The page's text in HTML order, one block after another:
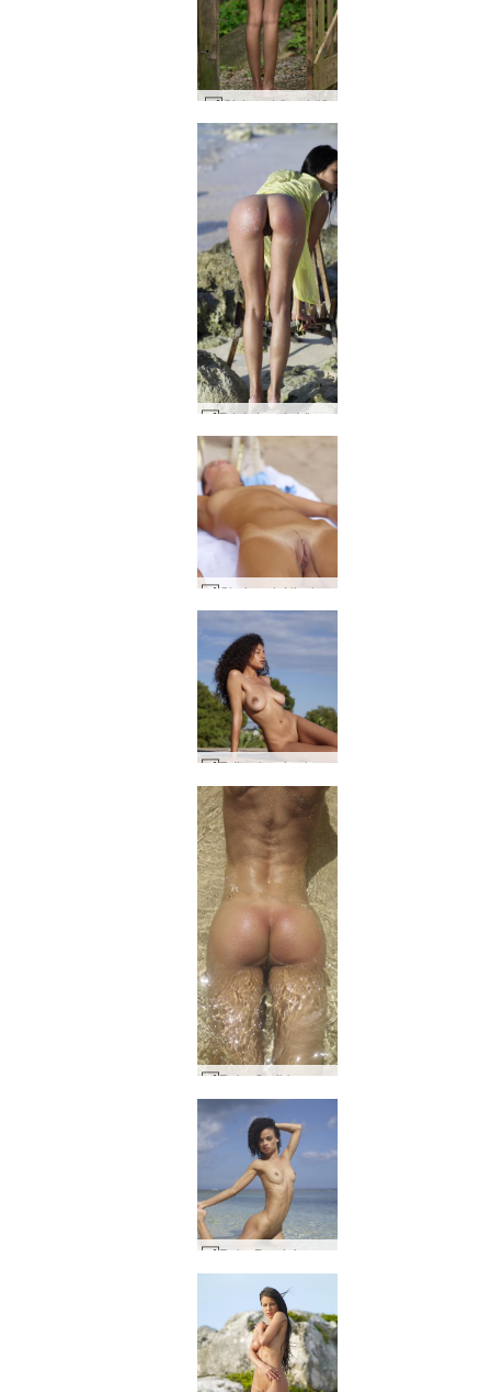
Gislane träport #8
Brigi strand skönhet #48
Gloria och Nicole första gången på en nakenstrand #115
Teti naken i solnedgången #39
Ruby Caribbean crush #39